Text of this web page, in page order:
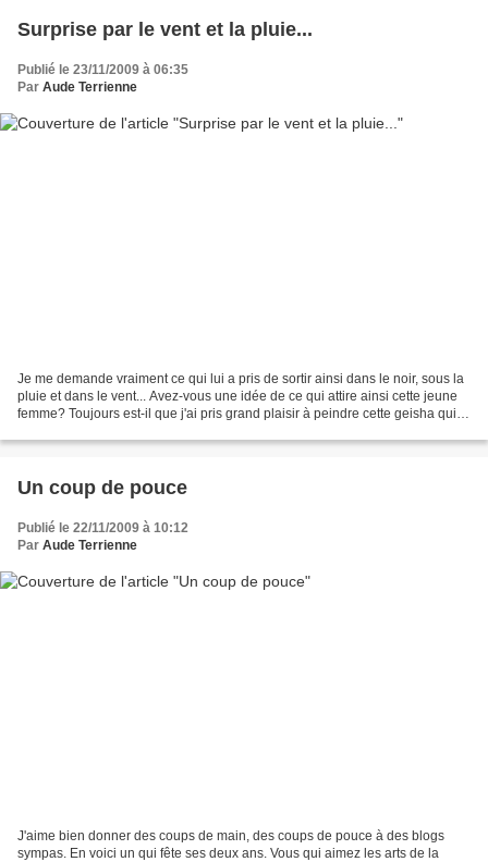
Surprise par le vent et la pluie...
Publié le 23/11/2009 à 06:35
Par Aude Terrienne
Je me demande vraiment ce qui lui a pris de sortir ainsi dans le noir, sous la
pluie et dans le vent... Avez-vous une idée de ce qui attire ainsi cette jeune
femme? Toujours est-il que j'ai pris grand plaisir à peindre cette geisha qui
Un coup de pouce
Publié le 22/11/2009 à 10:12
Par Aude Terrienne
J'aime bien donner des coups de main, des coups de pouce à des blogs
sympas. En voici un qui fête ses deux ans. Vous qui aimez les arts de la